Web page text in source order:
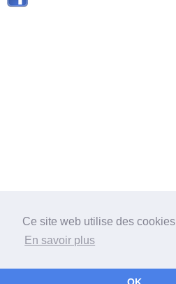
Ce site web utilise des cookies
En savoir plus